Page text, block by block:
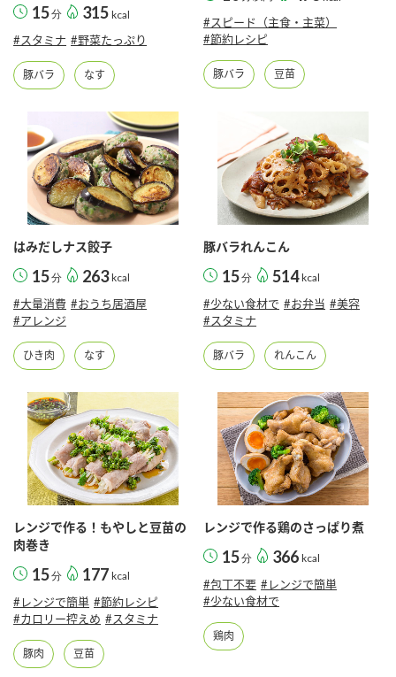
15分 315 kcal
#スタミナ #野菜たっぷり
豚バラ なす
#スピード（主食・主菜）
#節約レシピ
豚バラ 豆苗
はみだしナス餃子
15分 263 kcal
#大量消費 #おうち居酒屋
#アレンジ
ひき肉 なす
豚バラれんこん
15分 514 kcal
#少ない食材で #お弁当 #美容
#スタミナ
豚バラ れんこん
レンジで作る！もやしと豆苗の
肉巻き
15分 177 kcal
#レンジで簡単 #節約レシピ
#カロリー控えめ #スタミナ
豚肉 豆苗
レンジで作る鶏のさっぱり煮
15分 366 kcal
#包丁不要 #レンジで簡単
#少ない食材で
鶏肉